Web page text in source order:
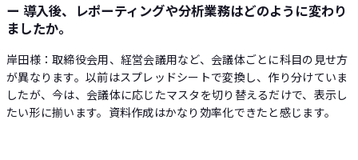
ー 導入後、レポーティングや分析業務はどのように変わり
ましたか。
岸田様：取締役会用、経営会議用など、会議体ごとに科目の見せ方
が異なります。以前はスプレッドシートで変換し、作り分けていま
したが、今は、会議体に応じたマスタを切り替えるだけで、表示し
たい形に揃います。資料作成はかなり効率化できたと感じます。